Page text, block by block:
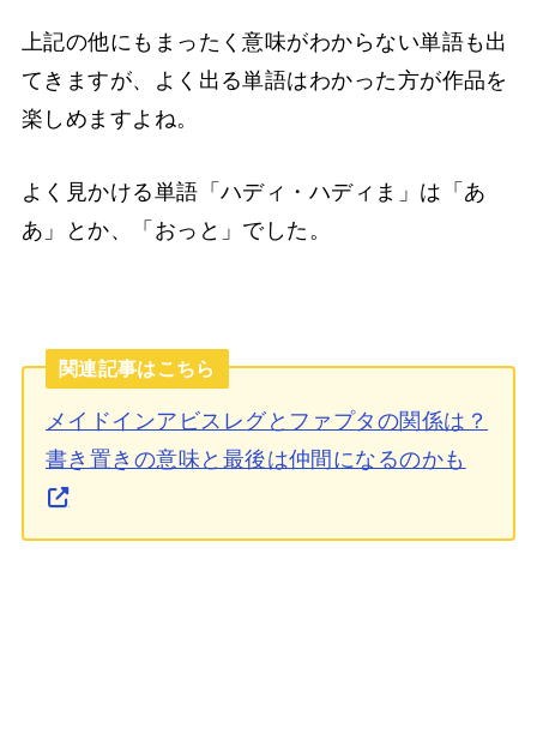
上記の他にもまったく意味がわからない単語も出
てきますが、よく出る単語はわかった方が作品を
楽しめますよね。
よく見かける単語「ハディ・ハディま」は「あ
あ」とか、「おっと」でした。
関連記事はこちら
メイドインアビスレグとファプタの関係は？
書き置きの意味と最後は仲間になるのかも